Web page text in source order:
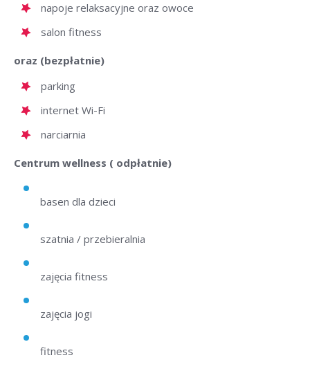
napoje relaksacyjne oraz owoce
salon fitness
oraz (bezpłatnie)
parking
internet Wi-Fi
narciarnia
Centrum wellness ( odpłatnie)
basen dla dzieci
szatnia / przebieralnia
zajęcia fitness
zajęcia jogi
fitness